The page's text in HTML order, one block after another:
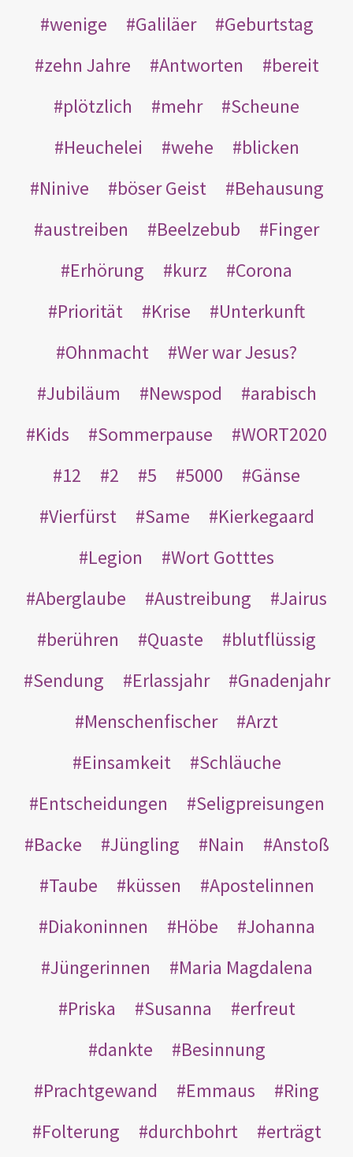
wenige Galiläer
Geburtstag
zehn Jahre
Antworten
bereit
plötzlich
mehr
Scheune
Heuchelei
wehe
blicken
Ninive
böser Geist
Behausung
austreiben
Beelzebub
Finger
Erhörung
kurz
Corona
Priorität
Krise
Unterkunft
Ohnmacht
Wer war Jesus?
Jubiläum
Newspod
arabisch
Kids
Sommerpause
WORT2020
12
2 5 5000
Gänse
Vierfürst
Same
Kierkegaard
Legion
Wort Gotttes
Aberglaube
Austreibung
Jairus
berühren
Quaste
blutflüssig
Sendung
Erlassjahr
Gnadenjahr
Menschenfischer
Arzt
Einsamkeit
Schläuche
Entscheidungen
Seligpreisungen
Backe
Jüngling Nain
Anstoß
Taube
küssen
Apostelinnen
Diakoninnen
Höbe
Johanna
Jüngerinnen
Maria Magdalena
Priska
Susanna
erfreut
dankte
Besinnung
Prachtgewand
Emmaus
Ring
Folterung
durchbohrt
erträgt